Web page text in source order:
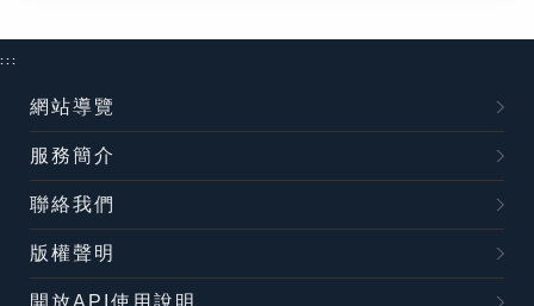
:::
網站導覽
服務簡介
聯絡我們
版權聲明
開放API使用說明